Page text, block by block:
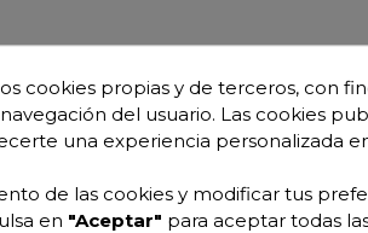
cookies propias y de terceros, con
del usuario. Las cookies
una experiencia personalizada
de las cookies y modificar tus
en "Aceptar" para aceptar todas